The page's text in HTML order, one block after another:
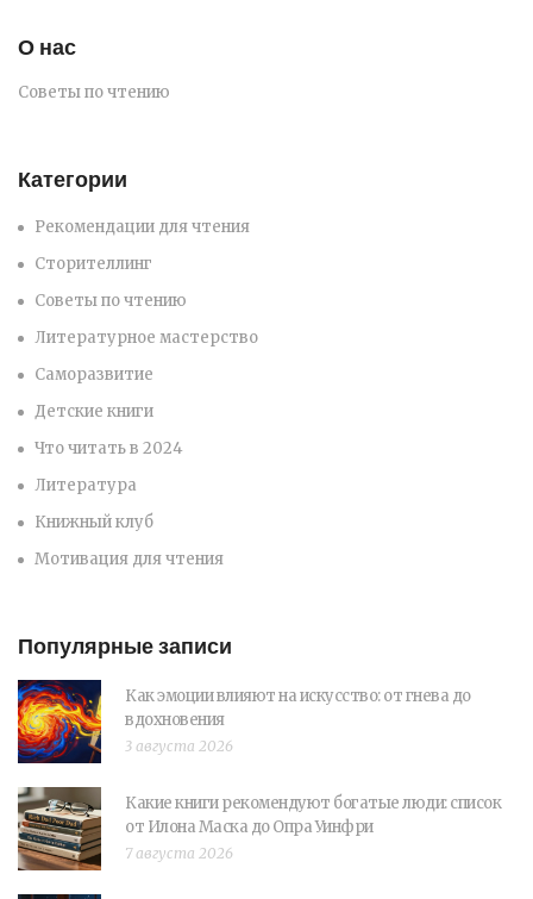
О нас
Советы по чтению
Категории
Рекомендации для чтения
Сторителлинг
Советы по чтению
Литературное мастерство
Саморазвитие
Детские книги
Что читать в 2024
Литература
Книжный клуб
Мотивация для чтения
Популярные записи
Как эмоции влияют на искусство: от гнева до
вдохновения
3 августа 2026
Какие книги рекомендуют богатые люди: список
от Илона Маска до Опра Уинфри
7 августа 2026